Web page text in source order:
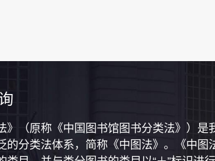
》（原称《中国图书馆图书分类法》）
的分类法体系，简称《中图法》。《中